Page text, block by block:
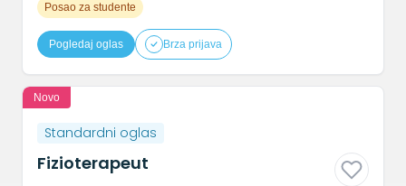
Posao za studente
Pogledaj oglas Brza prijava
Novo
Standardni oglas
Fizioterapeut